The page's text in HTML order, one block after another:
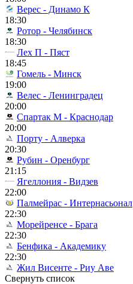
Верес - Динамо К
18:30
Ротор - Челябинск
18:30
Лех П - Пяст
18:45
Гомель - Минск
19:00
Велес - Ленинградец
20:00
Спартак М - Краснодар
20:00
Порту - Алверка
20:30
Рубин - Оренбург
21:15
Ягеллония - Видзев
22:00
Палмейрас - Интернасьонал
22:30
Морейренсе - Брага
22:30
Бенфика - Академику
22:30
Жил Висенте - Риу Аве
Свернуть список